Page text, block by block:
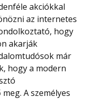
akciókkal
az internetes
hogy
akarják
már
hogy a modern
A személyes